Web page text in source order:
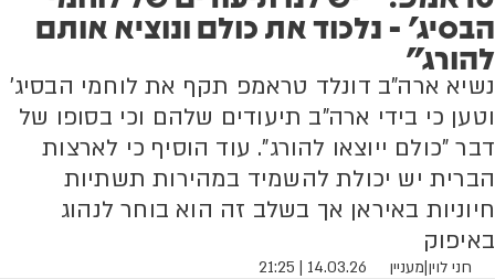
הבסיג' - נלכוד את כולם ונוציא אותם
להורג"
נשיא ארה"ב דונלד טראמפ תקף את לוחמי הבסיג'
וטען כי בידי ארה"ב תיעודים שלהם וכי בסופו של
דבר "כולם ייוצאו להורג". עוד הוסיף כי לארצות
הברית יש יכולת להשמיד במהירות תשתיות
חיוניות באיראן אך בשלב זה הוא בוחר לנהוג
באיפוק
חני לוין|מעניין 14.03.26 | 21:25